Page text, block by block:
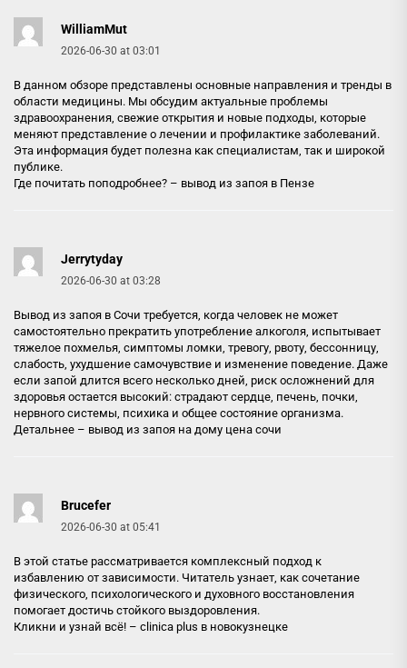
WilliamMut
2026-06-30 at 03:01
В данном обзоре представлены основные направления и тренды в
области медицины. Мы обсудим актуальные проблемы
здравоохранения, свежие открытия и новые подходы, которые
меняют представление о лечении и профилактике заболеваний.
Эта информация будет полезна как специалистам, так и широкой
публике.
Где почитать поподробнее? – вывод из запоя в Пензе
Jerrytyday
2026-06-30 at 03:28
Вывод из запоя в Сочи требуется, когда человек не может
самостоятельно прекратить употребление алкоголя, испытывает
тяжелое похмелья, симптомы ломки, тревогу, рвоту, бессонницу,
слабость, ухудшение самочувствие и изменение поведение. Даже
если запой длится всего несколько дней, риск осложнений для
здоровья остается высокий: страдают сердце, печень, почки,
нервного системы, психика и общее состояние организма.
Детальнее – вывод из запоя на дому цена сочи
Brucefer
2026-06-30 at 05:41
В этой статье рассматривается комплексный подход к
избавлению от зависимости. Читатель узнает, как сочетание
физического, психологического и духовного восстановления
помогает достичь стойкого выздоровления.
Кликни и узнай всё! – clinica plus в новокузнецке